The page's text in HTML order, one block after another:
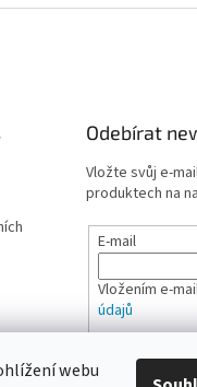
webu
Odebírat
Vložte svůj e-
produktech na
E-mail
Vložením e-
údajů
PŘIHLÁSIT